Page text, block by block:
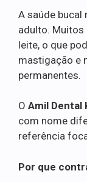
A saúde bucal
adulto. Muitos
leite, o que
mastigação e
permanentes.
O Amil Dental
com nome
referência
Por que